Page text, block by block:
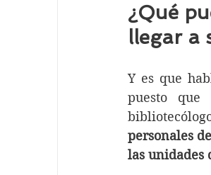
¿Qué
llegar a
Y es que
puesto que
personales
las unidades